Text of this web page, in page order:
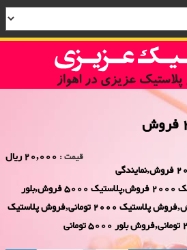
قیمت : 20,000 ریال
فروش ویژه هواپیمای جیمبو 2000 فروش,نمایندگی
پلاستیک عزیزی در اهواز,پلاستیک 2000 فروش,پلاستیک 5000 فروش,بلور
2000 فروش,بلور 5000 فروش,فروش پلاستیک 2000 تومانی,فروش پلاستیک